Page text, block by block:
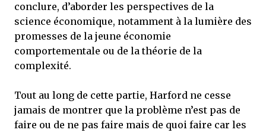
conclure, d’aborder les perspectives de la
science économique, notamment à la lumière des
promesses de la jeune économie
comportementale ou de la théorie de la
complexité.
Tout au long de cette partie, Harford ne cesse
jamais de montrer que la problème n’est pas de
faire ou de ne pas faire mais de quoi faire car les